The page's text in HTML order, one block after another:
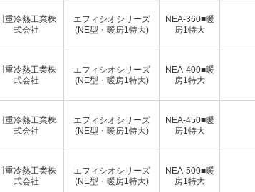
重冷熱工業株
式会社
エフィシオシリーズ
(NE型・暖房1特大)
NEA-360■暖
房1特大
重冷熱工業株
式会社
エフィシオシリーズ
(NE型・暖房1特大)
NEA-400■暖
房1特大
重冷熱工業株
式会社
エフィシオシリーズ
(NE型・暖房1特大)
NEA-450■暖
房1特大
重冷熱工業株
式会社
エフィシオシリーズ
(NE型・暖房1特大)
NEA-500■暖
房1特大